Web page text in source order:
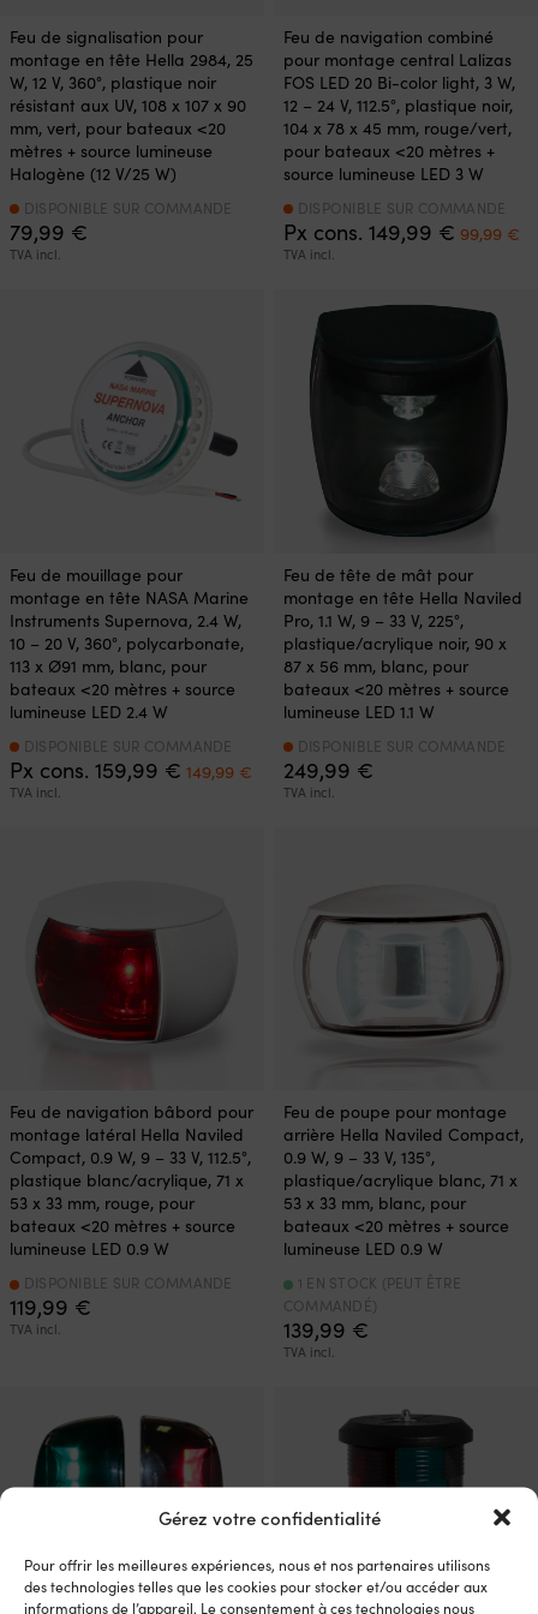
Gérez votre confidentialité
Pour offrir les meilleures expériences, nous et nos partenaires utilisons
des technologies telles que les cookies pour stocker et/ou accéder aux
informations de l’appareil. Le consentement à ces technologies nous
Feu de signalisation pour
montage en tête Hella 2984, 25
W, 12 V, 360°, plastique noir
résistant aux UV, 108 x 107 x 90
mm, vert, pour bateaux <20
mètres + source lumineuse
Halogène (12 V/25 W)
79,99 €
TVA incl.
DISPONIBLE SUR COMMANDE
Feu de navigation combiné
pour montage central Lalizas
FOS LED 20 Bi-color light, 3 W,
12 – 24 V, 112.5°, plastique noir,
104 x 78 x 45 mm, rouge/vert,
pour bateaux <20 mètres +
source lumineuse LED 3 W
Px cons. 149,99 € Le
prix
149,99 €.
99,99 €Le
TVA incl.
DISPONIBLE SUR COMMANDE
Feu de mouillage pour
montage en tête NASA Marine
Instruments Supernova, 2.4 W,
10 – 20 V, 360°, polycarbonate,
113 x Ø91 mm, blanc, pour
bateaux <20 mètres + source
lumineuse LED 2.4 W
Px cons. 159,99 € Le
prix
149,99 €
prix
TVA incl.
DISPONIBLE SUR COMMANDE
Feu de tête de mât pour
montage en tête Hella Naviled
Pro, 1.1 W, 9 – 33 V, 225°,
plastique/acrylique noir, 90 x
87 x 56 mm, blanc, pour
bateaux <20 mètres + source
lumineuse LED 1.1 W
249,99 €
TVA incl.
DISPONIBLE SUR COMMANDE
Feu de navigation bâbord pour
montage latéral Hella Naviled
Compact, 0.9 W, 9 – 33 V, 112.5°,
plastique blanc/acrylique, 71 x
53 x 33 mm, rouge, pour
bateaux <20 mètres + source
lumineuse LED 0.9 W
119,99 €
TVA incl.
DISPONIBLE SUR COMMANDE
Feu de poupe pour montage
arrière Hella Naviled Compact,
0.9 W, 9 – 33 V, 135°,
plastique/acrylique blanc, 71 x
53 x 33 mm, blanc, pour
bateaux <20 mètres + source
lumineuse LED 0.9 W
139,99 €
TVA incl.
1 EN STOCK (PEUT ÊTRE
COMMANDÉ)